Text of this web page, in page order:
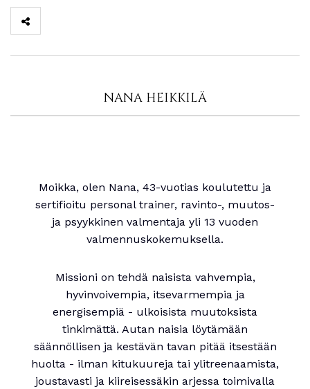
NANA HEIKKILÄ
Moikka, olen Nana, 43-vuotias koulutettu ja
sertifioitu personal trainer, ravinto-, muutos-
ja psyykkinen valmentaja yli 13 vuoden
valmennuskokemuksella.
Missioni on tehdä naisista vahvempia,
hyvinvoivempia, itsevarmempia ja
energisempiä - ulkoisista muutoksista
tinkimättä. Autan naisia löytämään
säännöllisen ja kestävän tavan pitää itsestään
huolta - ilman kitukuureja tai ylitreenaamista,
joustavasti ja kiireisessäkin arjessa toimivalla